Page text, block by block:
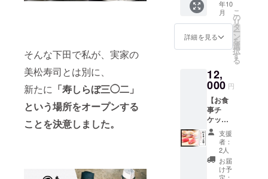
そんな下田で私が、実家の
美松寿司とは別に、
新たに 「寿しらぼ三◯二」
という場所をオープンする
ことを決意しました。
内（生
食の場
産国：
日本 産
岡県
す。 ＜
成分な
下田黎
明（日
純米吟
醸 原酒
アル
コール
度数：
17度 原
材料：
米・米
麹 使用
米：下
田産き
12月ま
NEED
Uさんの
コー
ヒー又
の付い
たお食
事券で
す ・寿
しらぼ
302で食
事後に
お隣に
ある
NEED
Uさんで
年10
月
詳細を見る
こ
の
リ
タ
ー
ン
を
選
択
す
る
12,
000 円
【お食
事チ
ケッ
ト】 寿
しらぼ
302での
お食事
券。80
支援
者：
2人
お届
け予